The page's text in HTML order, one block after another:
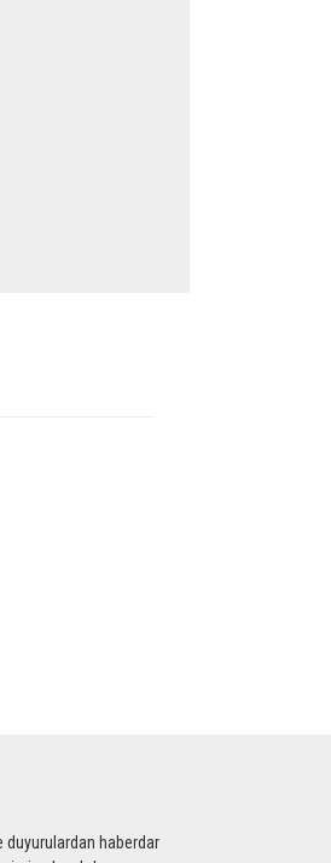
duyurulardan haberdar